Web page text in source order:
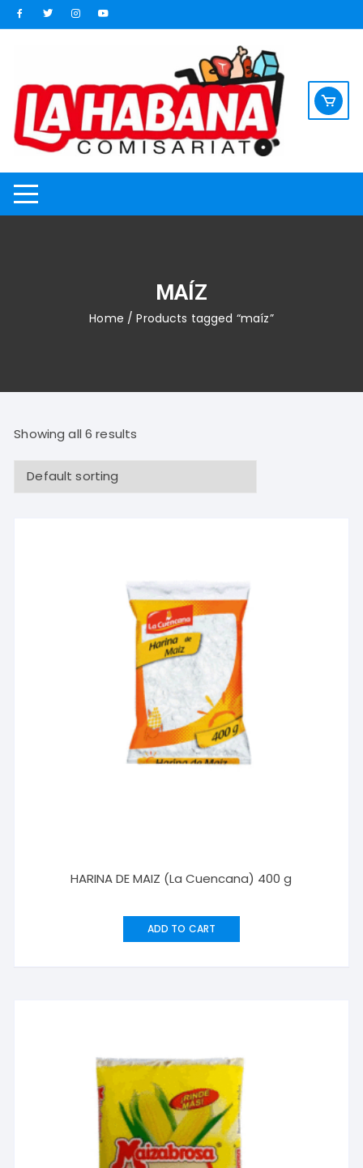
Saltar
al
MAÍZ
Home / Products tagged “maíz”
Showing all 6 results
HARINA DE MAIZ (La Cuencana) 400 g
ADD TO CART